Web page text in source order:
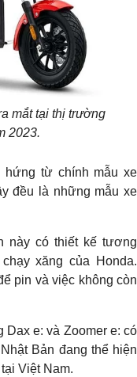
mắt tại thị trường
2023.
hứng từ chính mẫu xe
đều là những mẫu xe
này có thiết kế tương
xăng của Honda.
pin và việc không còn
Dax e: và Zoomer e: có
Bản đang thể hiện
Việt Nam.